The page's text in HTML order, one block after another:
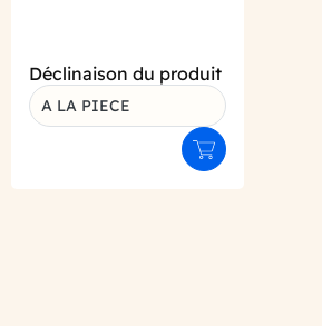
Déclinaison du produit
A LA PIECE
Ajouter au panier